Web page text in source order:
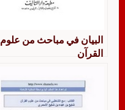
البيان في مباحث من علوم
القرآن